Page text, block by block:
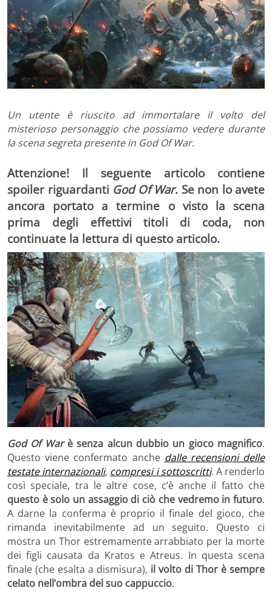
Un utente è riuscito ad immortalare il volto del
misterioso personaggio che possiamo vedere durante
la scena segreta presente in God Of War.
Attenzione! Il seguente articolo contiene
spoiler riguardanti God Of War. Se non lo avete
ancora portato a termine o visto la scena
prima degli effettivi titoli di coda, non
continuate la lettura di questo articolo.
God Of War è senza alcun dubbio un gioco magnifico.
Questo viene confermato anche dalle recensioni delle
testate internazionali, compresi i sottoscritti. A renderlo
così speciale, tra le altre cose, c’è anche il fatto che
questo è solo un assaggio di ciò che vedremo in futuro.
A darne la conferma è proprio il finale del gioco, che
rimanda inevitabilmente ad un seguito. Questo ci
mostra un Thor estremamente arrabbiato per la morte
dei figli causata da Kratos e Atreus. In questa scena
finale (che esalta a dismisura), il volto di Thor è sempre
celato nell’ombra del suo cappuccio.